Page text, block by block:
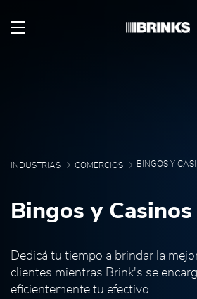
Bingos y
INDUSTRIAS COMERCIOS BINGOS Y
Bingos y Casinos
Dedicá tu tiempo a brindar la
clientes mientras Brink's se
eficientemente tu efectivo.